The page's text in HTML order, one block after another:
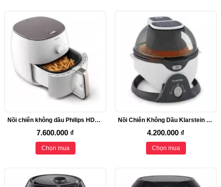
Nồi chiên không dầu Philips HD9750/90 Airfryer XXL
7.600.000 ₫
Chọn mua
Nồi Chiên Không Dầu Klarstein VitAir Swing TK20-90500-ViSwW
4.200.000 ₫
Chọn mua